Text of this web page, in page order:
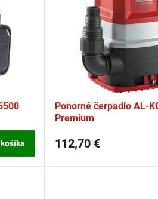
Ponorné čerpadlo AL-
Premium
112,70 €